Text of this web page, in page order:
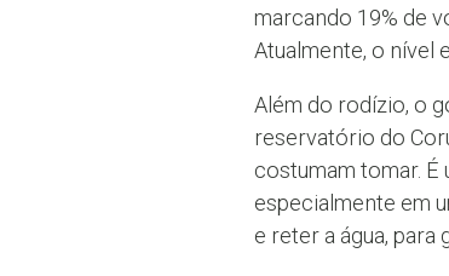
marcando 19% de
Atualmente, o nível
Além do rodízio, o
reservatório do
costumam tomar. É
especialmente em
e reter a água, para